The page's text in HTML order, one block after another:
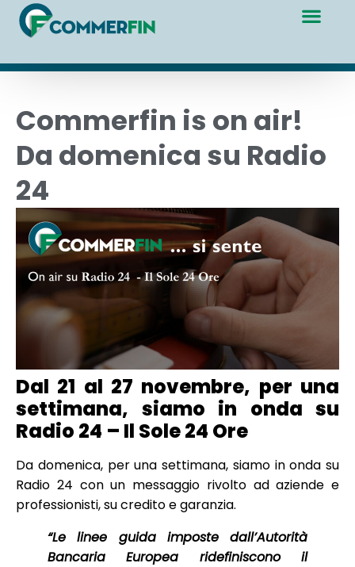
Commerfin is on air!
Da domenica su Radio
24
Dal 21 al 27 novembre, per una
settimana, siamo in onda su
Radio 24 – Il Sole 24 Ore
Da domenica, per una settimana, siamo in onda su
Radio 24 con un messaggio rivolto ad aziende e
professionisti, su credito e garanzia.
“Le linee guida imposte dall’Autorità
Bancaria Europea ridefiniscono il